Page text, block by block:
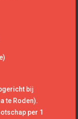
bij
te Roden).
per 1